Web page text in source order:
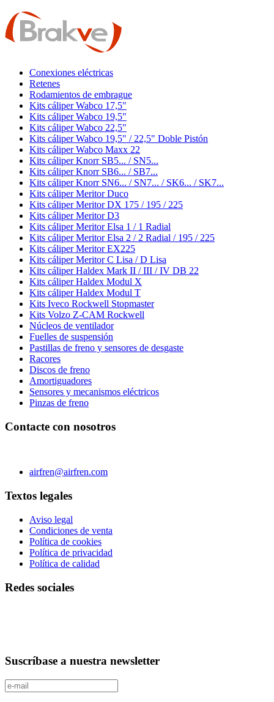
Conexiones eléctricas
Retenes
Rodamientos de embrague
Kits cáliper Wabco 17,5"
Kits cáliper Wabco 19,5"
Kits cáliper Wabco 22,5"
Kits cáliper Wabco 19,5" / 22,5" Doble Pistón
Kits cáliper Wabco Maxx 22
Kits cáliper Knorr SB5... / SN5...
Kits cáliper Knorr SB6... / SB7...
Kits cáliper Knorr SN6... / SN7... / SK6... / SK7...
Kits cáliper Meritor Duco
Kits cáliper Meritor DX 175 / 195 / 225
Kits cáliper Meritor D3
Kits cáliper Meritor Elsa 1 / 1 Radial
Kits cáliper Meritor Elsa 2 / 2 Radial / 195 / 225
Kits cáliper Meritor EX225
Kits cáliper Meritor C Lisa / D Lisa
Kits cáliper Haldex Mark II / III / IV DB 22
Kits cáliper Haldex Modul X
Kits cáliper Haldex Modul T
Kits Iveco Rockwell Stopmaster
Kits Volzo Z-CAM Rockwell
Núcleos de ventilador
Fuelles de suspensión
Pastillas de freno y sensores de desgaste
Racores
Discos de freno
Amortiguadores
Sensores y mecanismos eléctricos
Pinzas de freno
Contacte con nosotros
airfren@airfren.com
Textos legales
Aviso legal
Condiciones de venta
Política de cookies
Política de privacidad
Política de calidad
Redes sociales
Suscríbase a nuestra newsletter